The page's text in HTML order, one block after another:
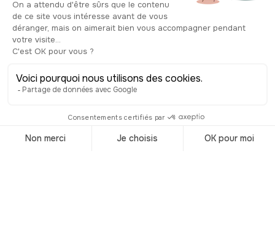
autres monuments d’Albi, qui, pour
beaucoup, ont fait appel à ce même
matériau rouge pour leur réalisation.
Abritant deux salles de spectacle, dont
personnes, le Grand Théâtre des
Cordeliers est résolument le site